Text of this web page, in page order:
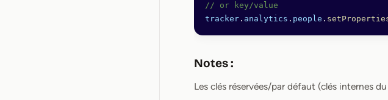
// or key/value
tracker . analytics . people .
Notes :
Les clés réservées/par défaut (clés internes